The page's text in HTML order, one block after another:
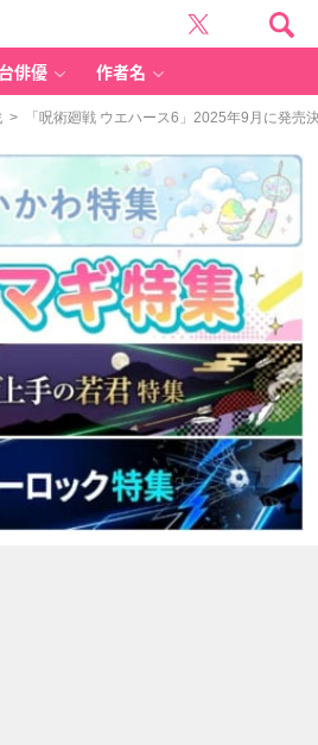
俳優 作者名
> 「呪術廻戦 ウエハース6」2025年9月に発売